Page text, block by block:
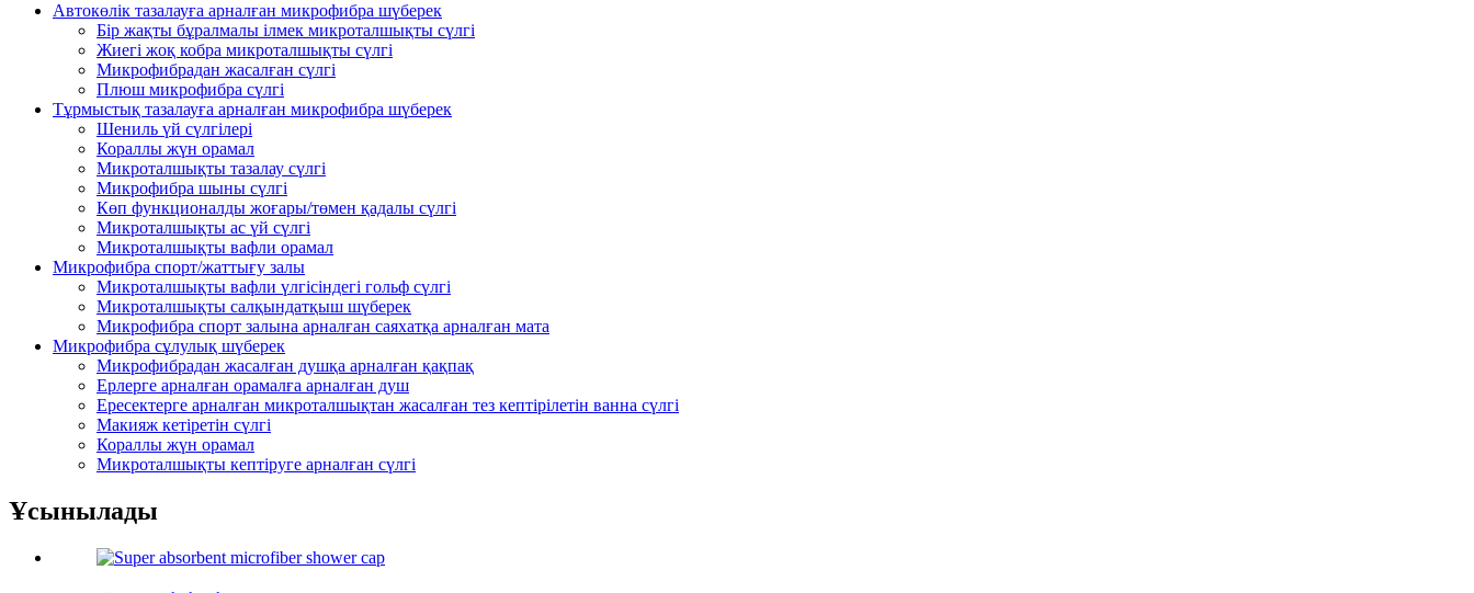
Автокөлік тазалауға арналған микрофибра шүберек
Бір жақты бұралмалы ілмек микроталшықты сүлгі
Жиегі жоқ кобра микроталшықты сүлгі
Микрофибрадан жасалған сүлгі
Плюш микрофибра сүлгі
Тұрмыстық тазалауға арналған микрофибра шүберек
Шениль үй сүлгілері
Кораллы жүн орамал
Микроталшықты тазалау сүлгі
Микрофибра шыны сүлгі
Көп функционалды жоғары/төмен қадалы сүлгі
Микроталшықты ас үй сүлгі
Микроталшықты вафли орамал
Микрофибра спорт/жаттығу залы
Микроталшықты вафли үлгісіндегі гольф сүлгі
Микроталшықты салқындатқыш шүберек
Микрофибра спорт залына арналған саяхатқа арналған мата
Микрофибра сұлулық шүберек
Микрофибрадан жасалған душқа арналған қақпақ
Ерлерге арналған орамалға арналған душ
Ересектерге арналған микроталшықтан жасалған тез кептірілетін ванна сүлгі
Макияж кетіретін сүлгі
Кораллы жүн орамал
Микроталшықты кептіруге арналған сүлгі
Ұсынылады